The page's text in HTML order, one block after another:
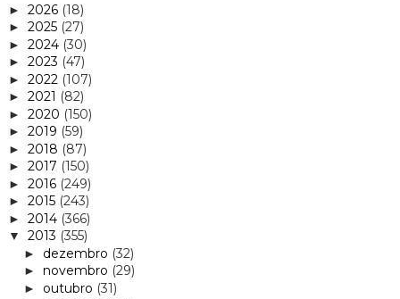
► 2026 (18)
► 2025 (27)
► 2024 (30)
► 2023 (47)
► 2022 (107)
► 2021 (82)
► 2020 (150)
► 2019 (59)
► 2018 (87)
► 2017 (150)
► 2016 (249)
► 2015 (243)
► 2014 (366)
▼ 2013 (355)
► dezembro (32)
► novembro (29)
► outubro (31)